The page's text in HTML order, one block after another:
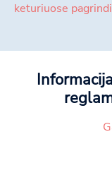
keturiuose